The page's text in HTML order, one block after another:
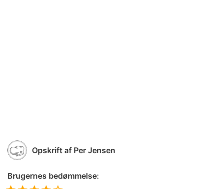
Opskrift af Per Jensen
Brugernes bedømmelse: